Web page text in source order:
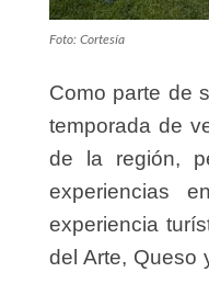
Foto: Cortesía
Como parte de
temporada de
de la región,
experiencias
experiencia
del Arte, Queso